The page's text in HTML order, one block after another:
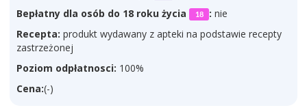
Bepłatny dla osób do 18 roku życia
18 : nie
Recepta: produkt wydawany z apteki na podstawie recepty
zastrzeżonej
Poziom odpłatnosci: 100%
Cena:(-)